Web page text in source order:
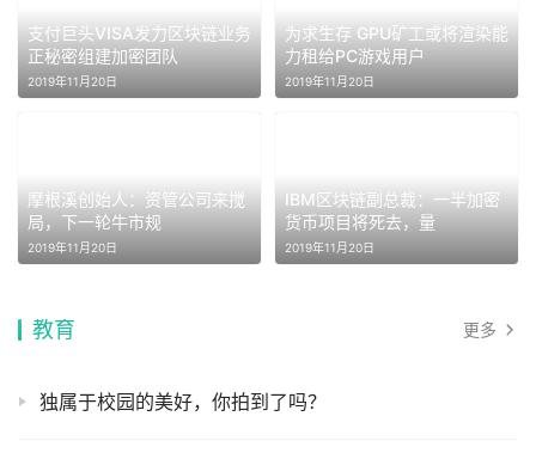
支付巨头VISA发力区块链业务
正秘密组建加密团队
2019年11月20日
为求生存 GPU矿工或将渲染能
力租给PC游戏用户
2019年11月20日
摩根溪创始人：资管公司来搅
局，下一轮牛市规
2019年11月20日
IBM区块链副总裁：一半加密
货币项目将死去，量
2019年11月20日
教育 更多
独属于校园的美好，你拍到了吗？